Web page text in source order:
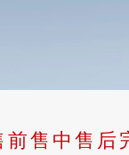
前售中售后